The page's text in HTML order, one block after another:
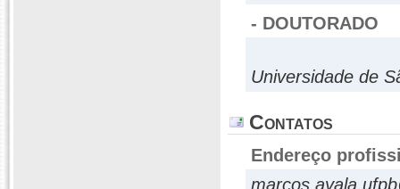
- DOUTORADO
Universidade de
Contatos
Endereço